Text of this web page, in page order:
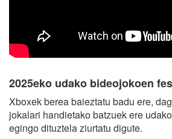
2025eko udako bideojokoen
Xboxek berea baieztatu badu ere,
jokalari handietako batzuek ere
egingo dituztela ziurtatu digute.